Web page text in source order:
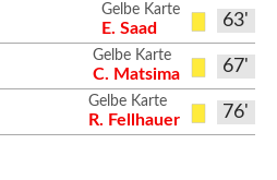
63'
Gelbe Karte
E. Saad
67'
Gelbe Karte
C. Matsima
76'
Gelbe Karte
R. Fellhauer